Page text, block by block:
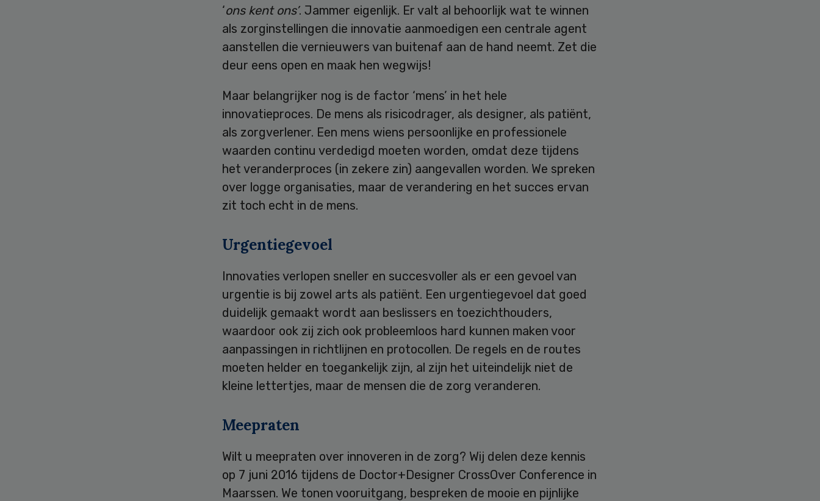
‘ons kent ons’. Jammer eigenlijk. Er valt al behoorlijk wat te winnen
als zorginstellingen die innovatie aanmoedigen een centrale agent
aanstellen die vernieuwers van buitenaf aan de hand neemt. Zet die
deur eens open en maak hen wegwijs!
Maar belangrijker nog is de factor ‘mens’ in het hele
innovatieproces. De mens als risicodrager, als designer, als patiënt,
als zorgverlener. Een mens wiens persoonlijke en professionele
waarden continu verdedigd moeten worden, omdat deze tijdens
het veranderproces (in zekere zin) aangevallen worden. We spreken
over logge organisaties, maar de verandering en het succes ervan
zit toch echt in de mens.
Urgentiegevoel
Innovaties verlopen sneller en succesvoller als er een gevoel van
urgentie is bij zowel arts als patiënt. Een urgentiegevoel dat goed
duidelijk gemaakt wordt aan beslissers en toezichthouders,
waardoor ook zij zich ook probleemloos hard kunnen maken voor
aanpassingen in richtlijnen en protocollen. De regels en de routes
moeten helder en toegankelijk zijn, al zijn het uiteindelijk niet de
kleine lettertjes, maar de mensen die de zorg veranderen.
Meepraten
Wilt u meepraten over innoveren in de zorg? Wij delen deze kennis
op 7 juni 2016 tijdens de Doctor+Designer CrossOver Conference in
Maarssen. We tonen vooruitgang, bespreken de mooie en pijnlijke